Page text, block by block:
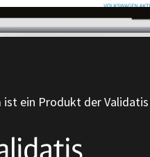
ein Produkt der Validatis